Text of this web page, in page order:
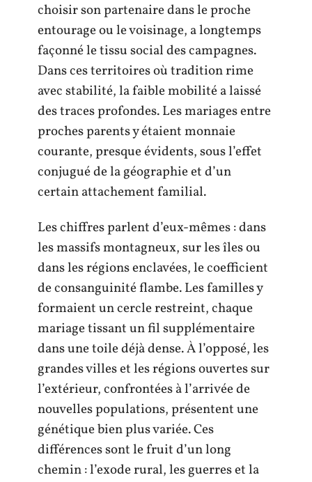
choisir son partenaire dans le proche
entourage ou le voisinage, a longtemps
façonné le tissu social des campagnes.
Dans ces territoires où tradition rime
avec stabilité, la faible mobilité a laissé
des traces profondes. Les mariages entre
proches parents y étaient monnaie
courante, presque évidents, sous l’effet
conjugué de la géographie et d’un
certain attachement familial.
Les chiffres parlent d’eux-mêmes : dans
les massifs montagneux, sur les îles ou
dans les régions enclavées, le coefficient
de consanguinité flambe. Les familles y
formaient un cercle restreint, chaque
mariage tissant un fil supplémentaire
dans une toile déjà dense. À l’opposé, les
grandes villes et les régions ouvertes sur
l’extérieur, confrontées à l’arrivée de
nouvelles populations, présentent une
génétique bien plus variée. Ces
différences sont le fruit d’un long
chemin : l’exode rural, les guerres et la